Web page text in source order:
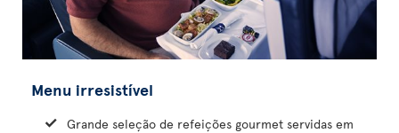
Menu irresistível
Grande seleção de refeições gourmet servidas em